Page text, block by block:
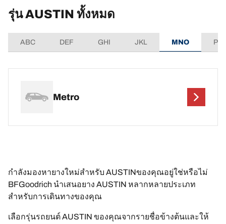
รุ่น AUSTIN ทั้งหมด
ABC DEF GHI JKL MNO
Metro
กำลังมองหายางใหม่สำหรับ AUSTINของคุณอยู่ใช่หรือไม่
BFGoodrich นำเสนอยาง AUSTIN หลากหลายประเภท
สำหรับการเดินทางของคุณ
เลือกรุ่นรถยนต์ AUSTIN ของคุณจากรายชื่อข้างต้นและให้